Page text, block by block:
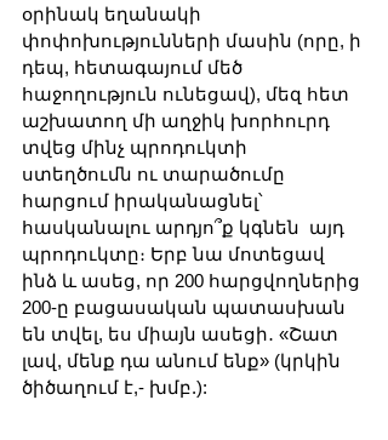
օրինակ եղանակի
փոփոխությունների մասին (որը, ի
դեպ, հետագայում մեծ
հաջողություն ունեցավ), մեզ հետ
աշխատող մի աղջիկ խորհուրդ
տվեց մինչ պրոդուկտի
ստեղծումն ու տարածումը
հարցում իրականացնել՝
հասկանալու արդյո՞ք կգնեն  այդ
պրոդուկտը։ Երբ նա մոտեցավ
ինձ և ասեց, որ 200 հարցվողներից
200-ը բացասական պատասխան
են տվել, ես միայն ասեցի․ «Շատ
լավ, մենք դա անում ենք» (կրկին
ծիծաղում է,- խմբ.):